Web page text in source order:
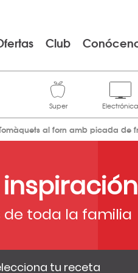
Club
al forn amb picada de
inspiración
toda la familia
tu receta